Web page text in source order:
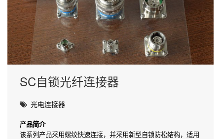
SC自锁光纤连接器
光电连接器
产品简介
该系列产品采用螺纹快速连接，并采用新型自锁防松结构，适用